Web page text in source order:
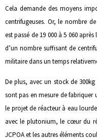
Cela demande des moyens
centrifugeuses. Or, le nombre
est passé de 19 000 à 5 060
d’un nombre suffisant de
militaire dans un temps
De plus, avec un stock de
sont pas en mesure de
le projet de réacteur à eau
avec le plutonium, le cœur du
JCPOA et les autres éléments